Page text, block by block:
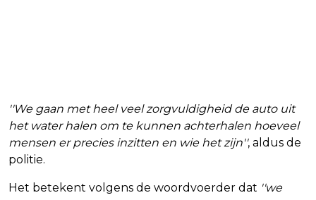
''We gaan met heel veel zorgvuldigheid de auto uit
het water halen om te kunnen achterhalen hoeveel
mensen er precies inzitten en wie het zijn'', aldus de
politie.
Het betekent volgens de woordvoerder dat ''we